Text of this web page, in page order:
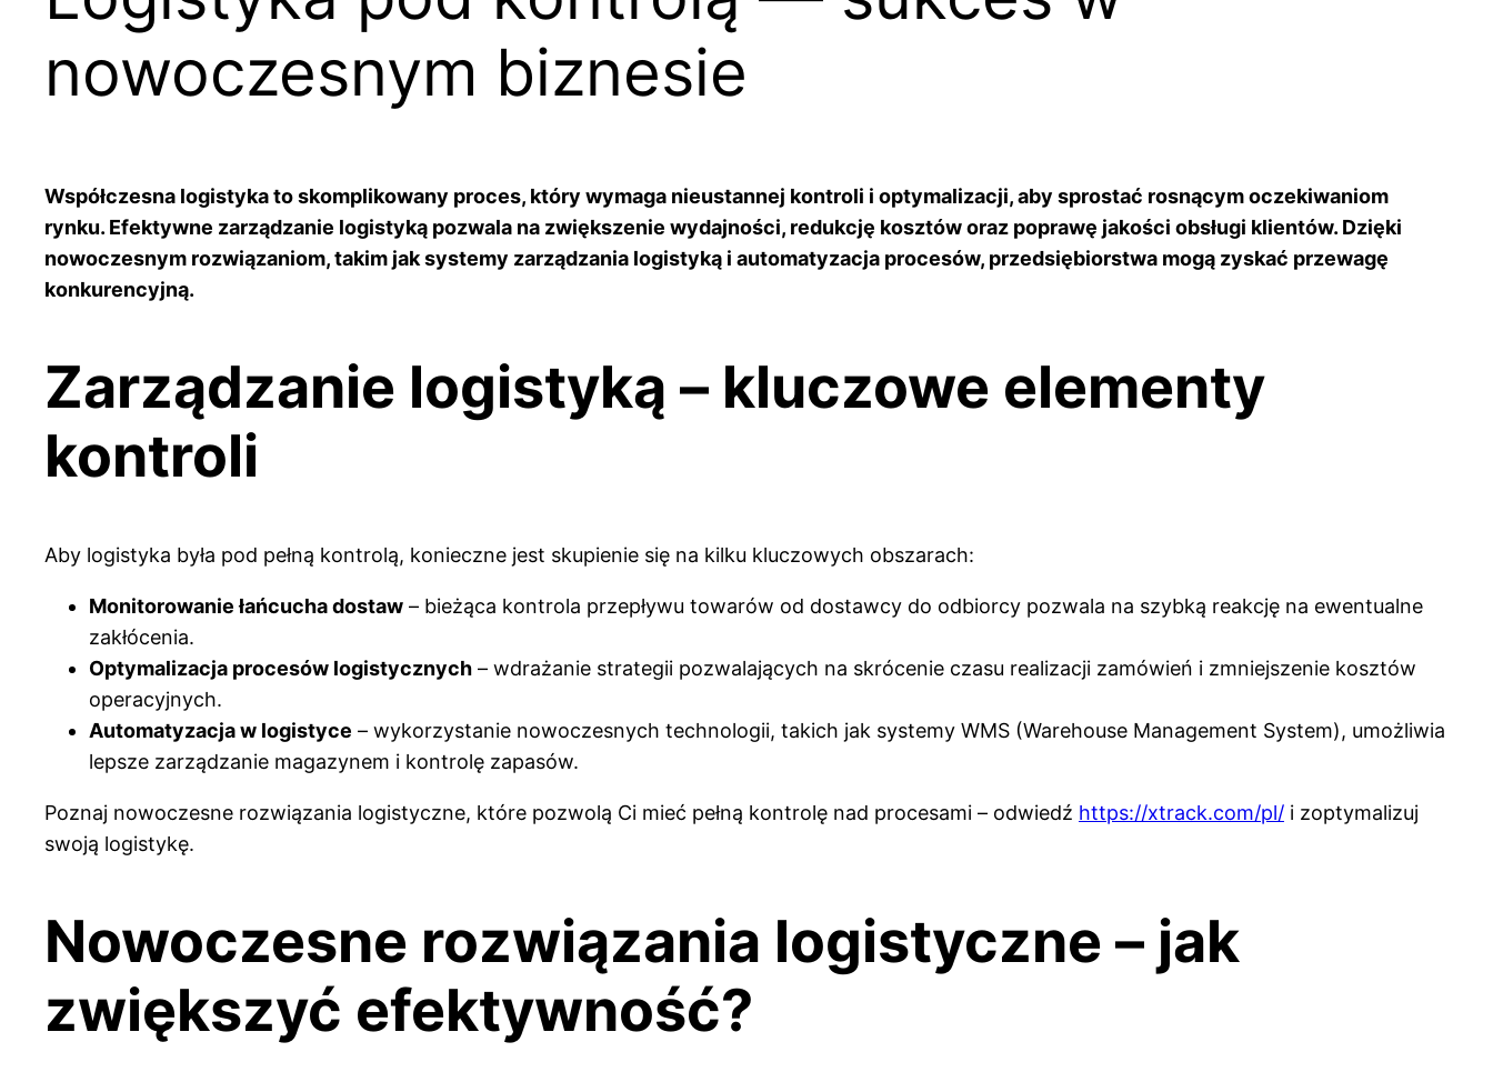
nowoczesnym biznesie
Współczesna logistyka to skomplikowany proces, który wymaga nieustannej kontroli i optymalizacji, aby sprostać rosnącym oczekiwaniom
rynku. Efektywne zarządzanie logistyką pozwala na zwiększenie wydajności, redukcję kosztów oraz poprawę jakości obsługi klientów. Dzięki
nowoczesnym rozwiązaniom, takim jak systemy zarządzania logistyką i automatyzacja procesów, przedsiębiorstwa mogą zyskać przewagę
konkurencyjną.
Zarządzanie logistyką – kluczowe elementy
kontroli
Aby logistyka była pod pełną kontrolą, konieczne jest skupienie się na kilku kluczowych obszarach:
Monitorowanie łańcucha dostaw – bieżąca kontrola przepływu towarów od dostawcy do odbiorcy pozwala na szybką reakcję na ewentualne
zakłócenia.
Optymalizacja procesów logistycznych – wdrażanie strategii pozwalających na skrócenie czasu realizacji zamówień i zmniejszenie kosztów
operacyjnych.
Automatyzacja w logistyce – wykorzystanie nowoczesnych technologii, takich jak systemy WMS (Warehouse Management System), umożliwia
lepsze zarządzanie magazynem i kontrolę zapasów.
Poznaj nowoczesne rozwiązania logistyczne, które pozwolą Ci mieć pełną kontrolę nad procesami – odwiedź https://xtrack.com/pl/ i zoptymalizuj
swoją logistykę.
Nowoczesne rozwiązania logistyczne – jak
zwiększyć efektywność?